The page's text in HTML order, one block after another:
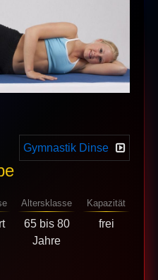
Gymnastik Dinse
Altersklasse
65 bis 80
Jahre
Kapazität
frei